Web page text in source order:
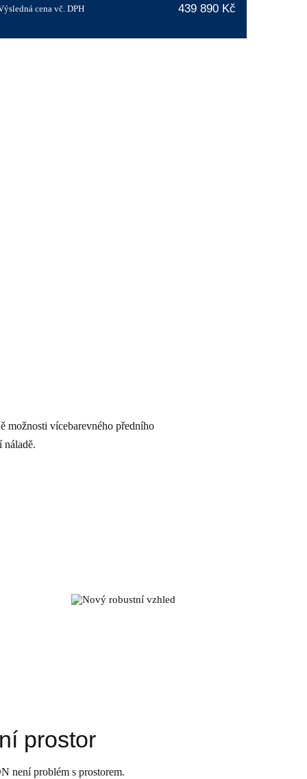
cena vč. DPH 439 890 Kč
možnosti vícebarevného předního
náladě.
prostor
není problém s prostorem.